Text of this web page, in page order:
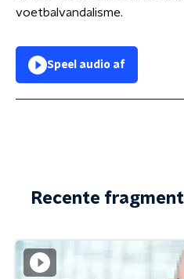
voetbalvandalisme.
Speel audio af
Recente